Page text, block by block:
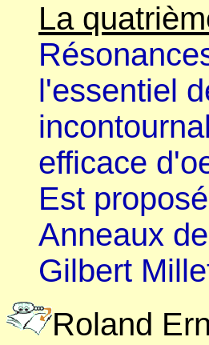
La
l'essentiel
efficace
Est
Anneaux
Gilbert
Roland